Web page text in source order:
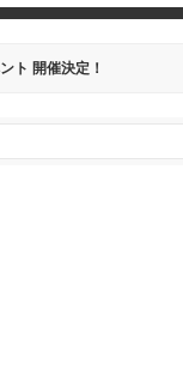
ト 開催決定！